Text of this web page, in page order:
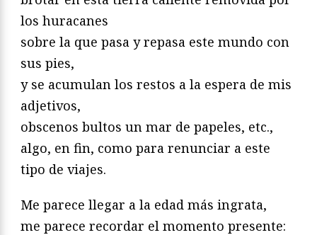
los huracanes
sobre la que pasa y repasa este mundo con
sus pies,
y se acumulan los restos a la espera de mis
adjetivos,
obscenos bultos un mar de papeles, etc.,
algo, en fin, como para renunciar a este
tipo de viajes.
Me parece llegar a la edad más ingrata,
me parece recordar el momento presente: